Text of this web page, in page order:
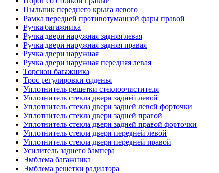
Пыльник переднего крыла левого
Рамка передней противотуманной фары правой
Ручка багажника
Ручка двери наружная задняя левая
Ручка двери наружная задняя правая
Ручка двери наружная
Ручка двери наружная передняя левая
Торсион багажника
Трос регулировки сиденья
Уплотнитель решетки стеклоочистителя
Уплотнитель стекла двери задней левой
Уплотнитель стекла двери задней левой форточки
Уплотнитель стекла двери задней правой
Уплотнитель стекла двери задней правой форточки
Уплотнитель стекла двери передней левой
Уплотнитель стекла двери передней правой
Усилитель заднего бампера
Эмблема багажника
Эмблема решетки радиатора